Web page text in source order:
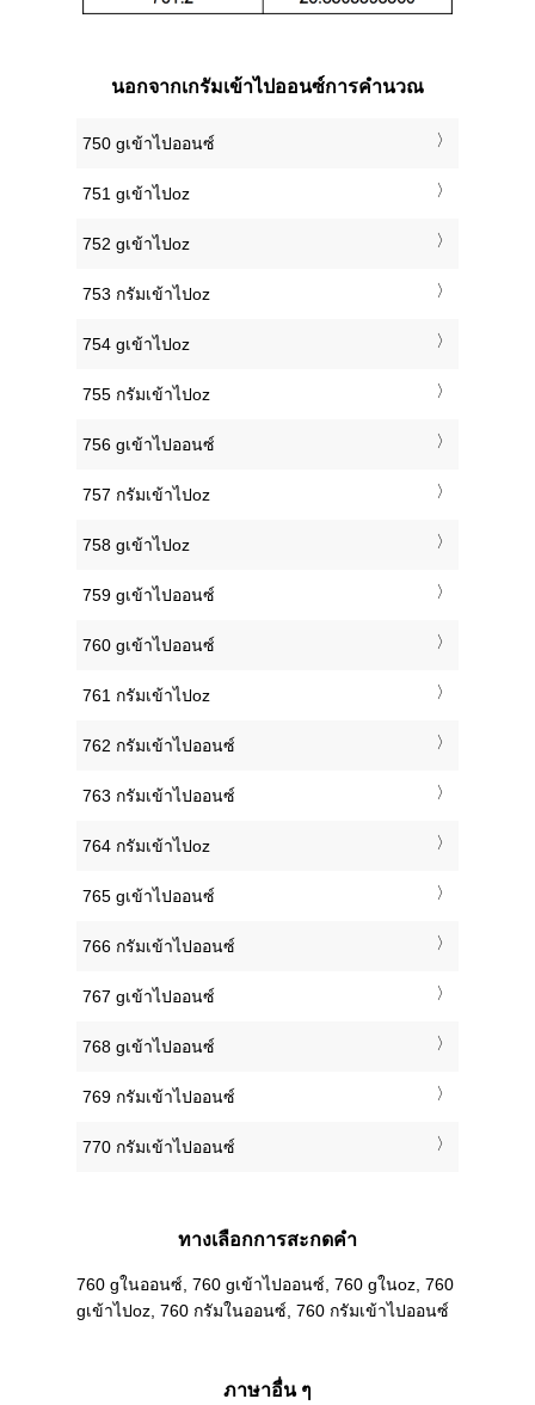
นอกจากเกรัมเข้าไปออนซ์การคำนวณ
750 gเข้าไปออนซ์
751 gเข้าไปoz
752 gเข้าไปoz
753 กรัมเข้าไปoz
754 gเข้าไปoz
755 กรัมเข้าไปoz
756 gเข้าไปออนซ์
757 กรัมเข้าไปoz
758 gเข้าไปoz
759 gเข้าไปออนซ์
760 gเข้าไปออนซ์
761 กรัมเข้าไปoz
762 กรัมเข้าไปออนซ์
763 กรัมเข้าไปออนซ์
764 กรัมเข้าไปoz
765 gเข้าไปออนซ์
766 กรัมเข้าไปออนซ์
767 gเข้าไปออนซ์
768 gเข้าไปออนซ์
769 กรัมเข้าไปออนซ์
770 กรัมเข้าไปออนซ์
ทางเลือกการสะกดคำ
760 gในออนซ์, 760 gเข้าไปออนซ์, 760 gในoz, 760
gเข้าไปoz, 760 กรัมในออนซ์, 760 กรัมเข้าไปออนซ์
ภาษาอื่น ๆ